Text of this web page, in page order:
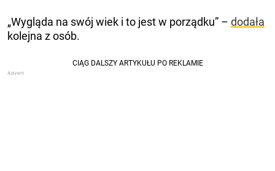
„Wygląda na swój wiek i to jest w porządku” – dodała
kolejna z osób.